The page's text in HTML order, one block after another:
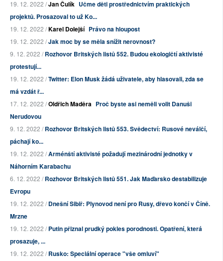
19. 12. 2022 /Jan Čulík Učme děti prostřednictvím praktických
projektů. Prosazoval to už Ko...
19. 12. 2022 /Karel Dolejší Právo na hloupost
19. 12. 2022 /Jak moc by se měla snížit nerovnost?
9. 12. 2022 /Rozhovor Britských listů 552. Budou ekologičtí aktivisté
protestují...
19. 12. 2022 /Twitter: Elon Musk žádá uživatele, aby hlasovali, zda se
má vzdát ř...
17. 12. 2022 /Oldřich Maděra Proč byste asi neměli volit Danuši
Nerudovou
9. 12. 2022 /Rozhovor Britských listů 553. Svědectví: Rusové neválčí,
páchají ko...
19. 12. 2022 /Arménští aktivisté požadují mezinárodní jednotky v
Náhorním Karabachu
6. 12. 2022 /Rozhovor Britských listů 551. Jak Maďarsko destabilizuje
Evropu
19. 12. 2022 /Dnešní Sibiř: Plynovod není pro Rusy, dřevo končí v Číně.
Mrzne
19. 12. 2022 /Putin přiznal prudký pokles porodnosti. Opatření, která
prosazuje, ...
19. 12. 2022 /Rusko: Speciální operace "vše omluví"